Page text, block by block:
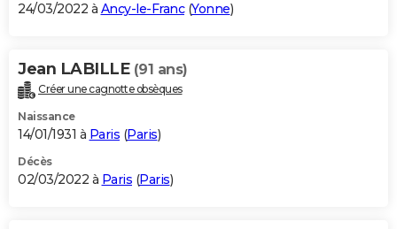
24/03/2022 à Ancy-le-Franc(Yonne)
Jean LABILLE (91 ans)
Créer une cagnotte obsèques
Naissance
14/01/1931 à Paris (Paris)
Décès
02/03/2022 à Paris (Paris)